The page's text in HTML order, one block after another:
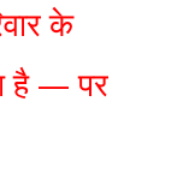
के
है — पर